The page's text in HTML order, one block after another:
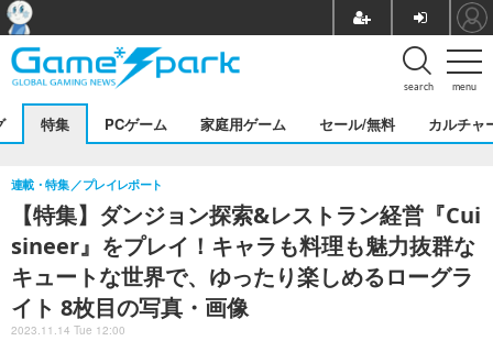
menu
search
特集 PCゲーム 家庭用ゲーム セール/無料 カルチャ
【特集】ダンジョン探索&レストラン経営『Cui
sineer』をプレイ！キャラも料理も魅力抜群な
キュートな世界で、ゆったり楽しめるローグラ
イト 8枚目の写真・画像
連載・特集 プレイレポート
2023.11.14 Tue 12:00